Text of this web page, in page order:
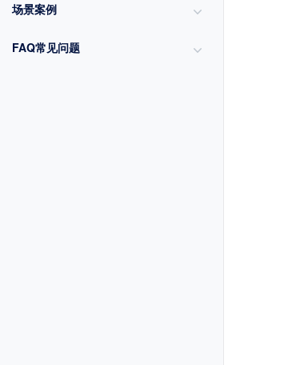
场景案例
FAQ常见问题